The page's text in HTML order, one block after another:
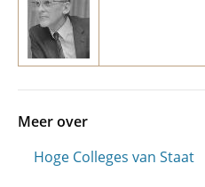
Meer over
Hoge Colleges van Staat